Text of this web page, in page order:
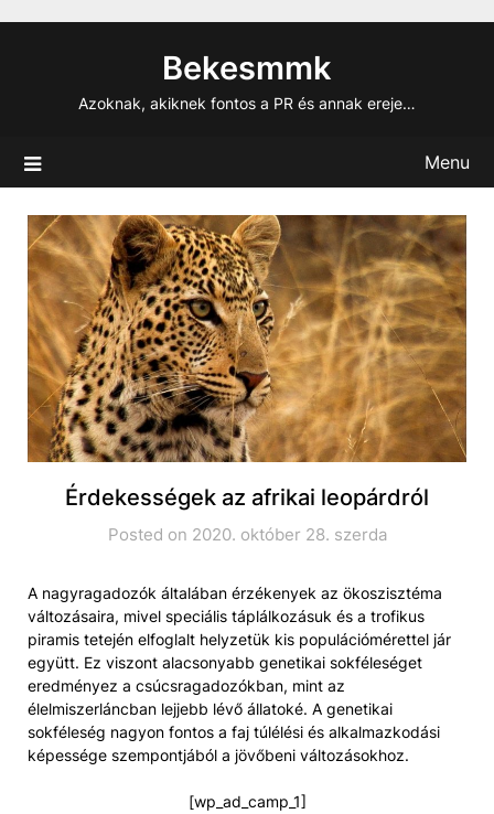
Bekesmmk
Azoknak, akiknek fontos a PR és annak ereje…
Menu
Érdekességek az afrikai leopárdról
Posted on 2020. október 28. szerda
A nagyragadozók általában érzékenyek az ökoszisztéma
változásaira, mivel speciális táplálkozásuk és a trofikus
piramis tetején elfoglalt helyzetük kis populációmérettel jár
együtt. Ez viszont alacsonyabb genetikai sokféleséget
eredményez a csúcsragadozókban, mint az
élelmiszerláncban lejjebb lévő állatoké. A genetikai
sokféleség nagyon fontos a faj túlélési és alkalmazkodási
képessége szempontjából a jövőbeni változásokhoz.
[wp_ad_camp_1]